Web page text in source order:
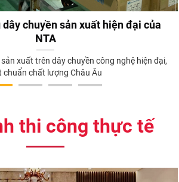
chuyền sản xuất hiện đại của
NTA
xuất trên dây chuyền công nghệ hiện đại,
chuẩn chất lượng Châu Âu
thi công thực tế